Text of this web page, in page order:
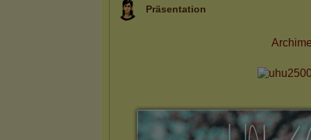
Präsentation